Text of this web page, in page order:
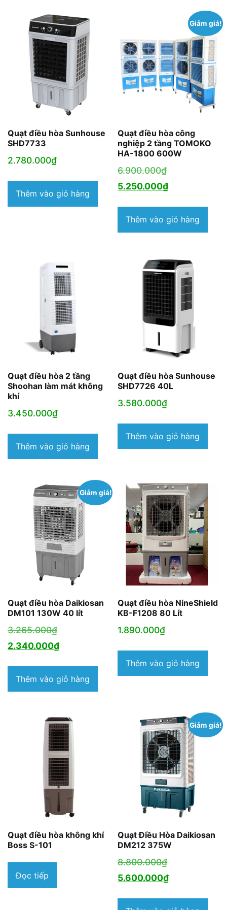
Quạt điều hòa Sunhouse
SHD7733
2.780.000₫
Thêm vào giỏ hàng
Giảm giá!
Quạt điều hòa công
nghiệp 2 tầng TOMOKO
HA-1800 600W
6.900.000₫Giá
gốc
6.900.000₫.
5.250.000₫Giá
tại
là:
Thêm vào giỏ hàng
Quạt điều hòa 2 tầng
Shoohan làm mát không
khí
3.450.000₫
Thêm vào giỏ hàng
Quạt điều hòa Sunhouse
SHD7726 40L
3.580.000₫
Thêm vào giỏ hàng
Giảm giá!
Quạt điều hòa Daikiosan
DM101 130W 40 lít
3.265.000₫Giá
gốc
3.265.000₫.
2.340.000₫Giá
tại
là:
Thêm vào giỏ hàng
Quạt điều hòa NineShield
KB-F1208 80 Lít
1.890.000₫
Thêm vào giỏ hàng
Quạt điều hòa không khí
Boss S-101
Đọc tiếp
Giảm giá!
Quạt Điều Hòa Daikiosan
DM212 375W
8.800.000₫Giá
gốc
5.600.000₫Giá